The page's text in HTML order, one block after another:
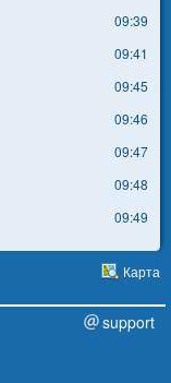
09:39
09:41
09:45
09:46
09:47
09:48
09:49
Карта
support